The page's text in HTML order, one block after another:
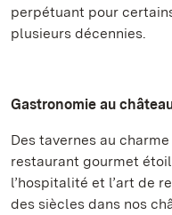
perpétuant pour
plusieurs décennies.
Gastronomie au
Des tavernes au
restaurant gourmet
l’hospitalité et l’art de
des siècles dans nos